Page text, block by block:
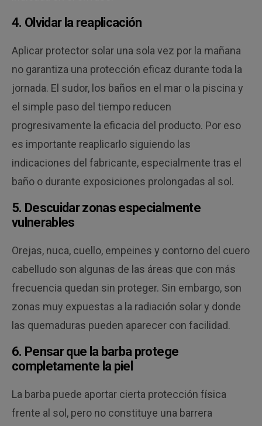
4. Olvidar la reaplicación
Aplicar protector solar una sola vez por la mañana
no garantiza una protección eficaz durante toda la
jornada. El sudor, los baños en el mar o la piscina y
el simple paso del tiempo reducen
progresivamente la eficacia del producto. Por eso
es importante reaplicarlo siguiendo las
indicaciones del fabricante, especialmente tras el
baño o durante exposiciones prolongadas al sol.
5. Descuidar zonas especialmente
vulnerables
Orejas, nuca, cuello, empeines y contorno del cuero
cabelludo son algunas de las áreas que con más
frecuencia quedan sin proteger. Sin embargo, son
zonas muy expuestas a la radiación solar y donde
las quemaduras pueden aparecer con facilidad.
6. Pensar que la barba protege
completamente la piel
La barba puede aportar cierta protección física
frente al sol, pero no constituye una barrera